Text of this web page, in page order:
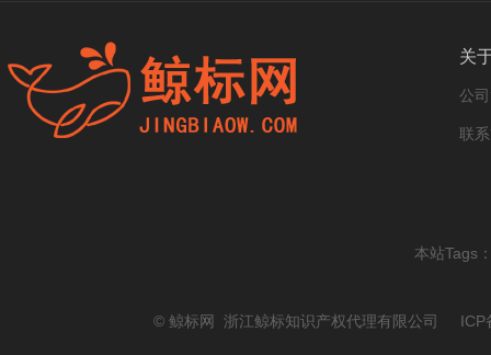
关
公
联
本站Tags
© 鲸标网 浙江鲸标知识产权代理有限公司 ICP